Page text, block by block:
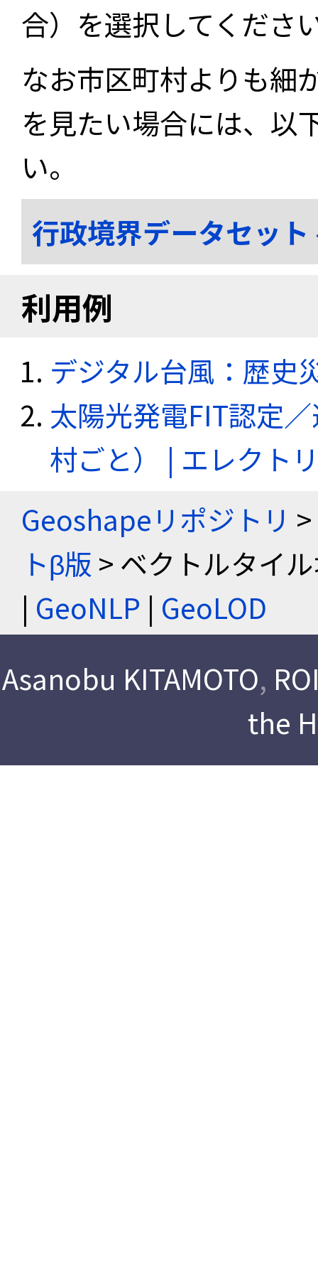
合）を選択してくださ
なお市区町村よりも細
を見たい場合には、以
い。
行政境界データセッ
利用例
デジタル台風：歴史
太陽光発電FIT認定
村ごと） | エレクト
Geoshapeリポジトリ >
トβ版 > ベクトルタイ
| GeoNLP | GeoLOD
Asanobu KITAMOTO,
the